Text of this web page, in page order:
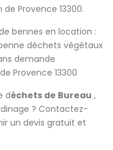
de Provence 13300.
bennes en location :
déchets végétaux
demande
Provence 13300
déchets de Bureau ,
? Contactez-
un devis gratuit et